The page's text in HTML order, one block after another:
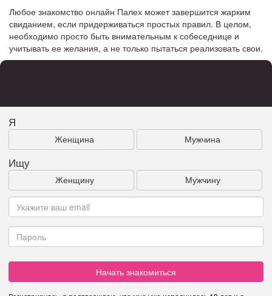
Любое знакомство онлайн Палех может завершится жарким
свиданием, если придерживаться простых правил. В целом,
необходимо просто быть внимательным к собеседнице и
учитывать ее желания, а не только пытаться реализовать свои.
Я
Женщина Мужчина
Ищу
Женщину Мужчину
Начать знакомиться